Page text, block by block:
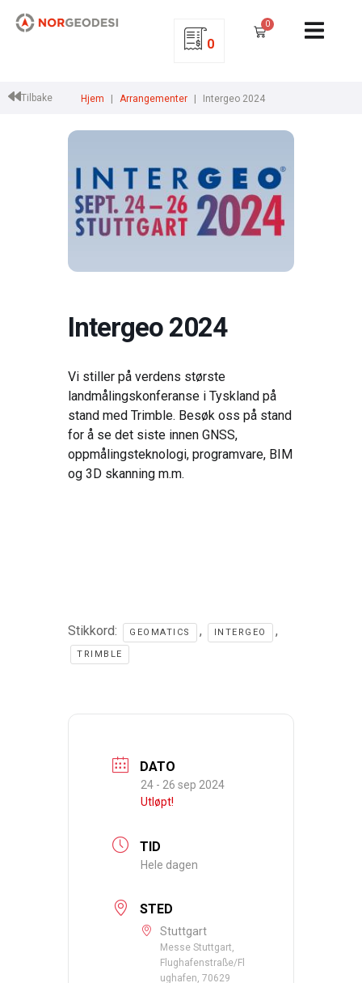
0
0
Tilbake Hjem Arrangementer Intergeo 2024
Intergeo 2024
Vi stiller på verdens største
landmålingskonferanse i Tyskland på
stand med Trimble. Besøk oss på stand
for å se det siste innen GNSS,
oppmålingsteknologi, programvare, BIM
og 3D skanning m.m.
Stikkord: GEOMATICS , INTERGEO ,
TRIMBLE
DATO
24 - 26 sep 2024
Utløpt!
TID
Hele dagen
STED
Stuttgart
Messe Stuttgart,
Flughafenstraße/Fl
ughafen, 70629